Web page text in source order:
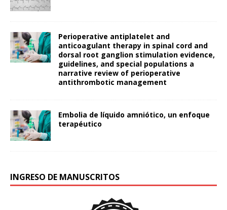
Perioperative antiplatelet and
anticoagulant therapy in spinal cord and
dorsal root ganglion stimulation evidence,
guidelines, and special populations a
narrative review of perioperative
antithrombotic management
Embolia de líquido amniótico, un enfoque
terapéutico
INGRESO DE MANUSCRITOS